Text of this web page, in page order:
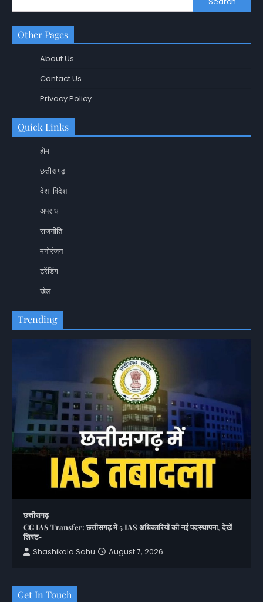
Other Pages
About Us
Contact Us
Privacy Policy
Quick Links
होम
छत्तीसगढ़
देश-विदेश
अपराध
राजनीति
मनोरंजन
ट्रेंडिंग
खेल
Trending
छत्तीसगढ़
CG IAS Transfer: छत्तीसगढ़ में 5 IAS अधिकारियों की नई पदस्थापना, देखें
लिस्ट-
Shashikala Sahu
August 7, 2026
Get In Touch